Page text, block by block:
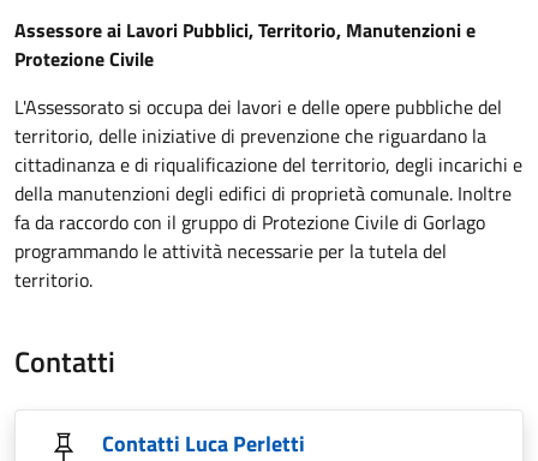
Assessore ai Lavori Pubblici, Territorio, Manutenzioni e
Protezione Civile
L'Assessorato si occupa dei lavori e delle opere pubbliche del
territorio, delle iniziative di prevenzione che riguardano la
cittadinanza e di riqualificazione del territorio, degli incarichi e
della manutenzioni degli edifici di proprietà comunale. Inoltre
fa da raccordo con il gruppo di Protezione Civile di Gorlago
programmando le attività necessarie per la tutela del
territorio.
Contatti
Contatti Luca Perletti